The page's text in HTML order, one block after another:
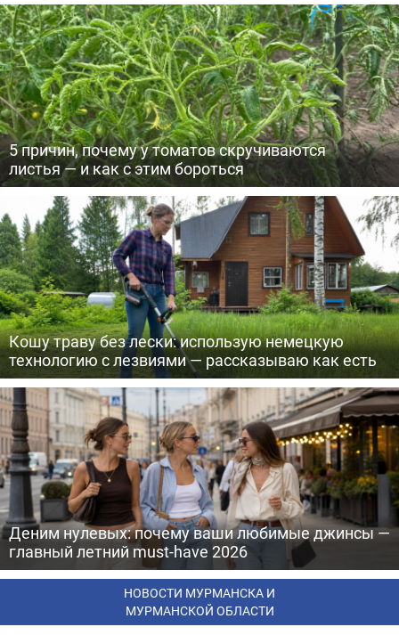
5 причин, почему у томатов скручиваются
листья — и как с этим бороться
Кошу траву без лески: использую немецкую
технологию с лезвиями — рассказываю как есть
Деним нулевых: почему ваши любимые джинсы —
главный летний must-have 2026
НОВОСТИ МУРМАНСКА И
МУРМАНСКОЙ ОБЛАСТИ